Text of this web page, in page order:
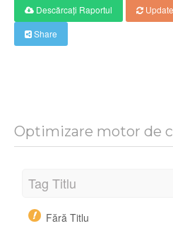
Descărcați Raportul Update
Share
Optimizare motor de
Tag Titlu
Fără Titlu